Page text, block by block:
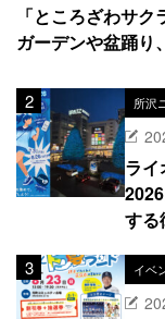
「ところざわサ
ガーデンや盆踊り
所沢
ラ
する
イベ